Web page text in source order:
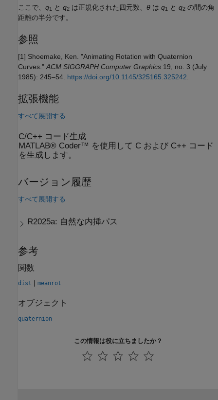
ここで、 q1 と q2 は正規化された四元数、 θ は q1 と q2 の間の角
距離の半分です。
参照
[1] Shoemake, Ken. "Animating Rotation with Quaternion
Curves." ACM SIGGRAPH Computer Graphics 19, no. 3 (July
1985): 245–54. https://doi.org/10.1145/325165.325242
拡張機能
すべて展開する
C/C++ コード生成
MATLAB® Coder™ を使用して C および C++ コード
を生成します。
バージョン履歴
すべて展開する
R2025a: 自然な内挿パス
参考
関数
dist | meanrot
オブジェクト
quaternion
この情報は役に立ちましたか？